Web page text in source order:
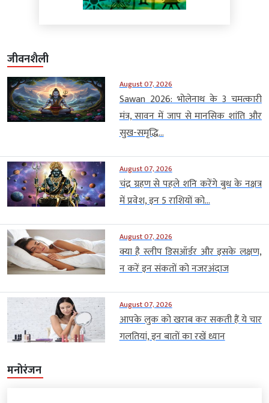
जीवनशैली
August 07, 2026
Sawan 2026: भोलेनाथ के 3 चमत्कारी
मंत्र, सावन में जाप से मानसिक शांति और
सुख-समृद्धि...
August 07, 2026
चंद्र ग्रहण से पहले शनि करेंगे बुध के नक्षत्र
में प्रवेश, इन 5 राशियों को...
August 07, 2026
क्या है स्लीप डिसऑर्डर और इसके लक्षण,
न करें इन संकतों को नजरअंदाज
August 07, 2026
आपके लुक को खराब कर सकती हैं ये चार
गलतियां, इन बातों का रखें ध्यान
मनोरंजन